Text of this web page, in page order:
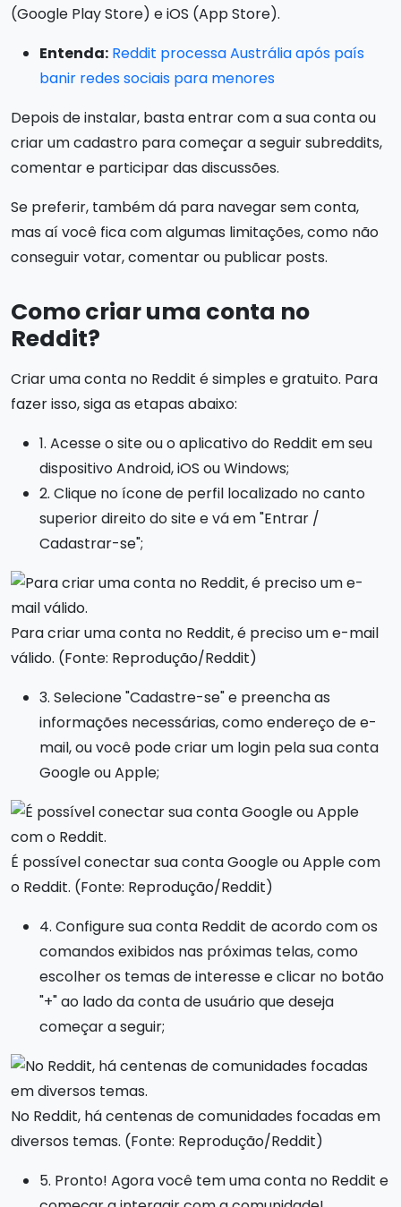
(Google Play Store) e iOS (App Store).
Entenda: Reddit processa Austrália após país
banir redes sociais para menores
Depois de instalar, basta entrar com a sua conta ou
criar um cadastro para começar a seguir subreddits,
comentar e participar das discussões.
Se preferir, também dá para navegar sem conta,
mas aí você fica com algumas limitações, como não
conseguir votar, comentar ou publicar posts.
Como criar uma conta no
Reddit?
Criar uma conta no Reddit é simples e gratuito. Para
fazer isso, siga as etapas abaixo:
1. Acesse o site ou o aplicativo do Reddit em seu
dispositivo Android, iOS ou Windows;
2. Clique no ícone de perfil localizado no canto
superior direito do site e vá em "Entrar /
Cadastrar-se";
Para criar uma conta no Reddit, é preciso um e-mail
válido. (Fonte: Reprodução/Reddit)
3. Selecione "Cadastre-se" e preencha as
informações necessárias, como endereço de e-
mail, ou você pode criar um login pela sua conta
Google ou Apple;
É possível conectar sua conta Google ou Apple com
o Reddit. (Fonte: Reprodução/Reddit)
4. Configure sua conta Reddit de acordo com os
comandos exibidos nas próximas telas, como
escolher os temas de interesse e clicar no botão
"+" ao lado da conta de usuário que deseja
começar a seguir;
No Reddit, há centenas de comunidades focadas em
diversos temas. (Fonte: Reprodução/Reddit)
5. Pronto! Agora você tem uma conta no Reddit e